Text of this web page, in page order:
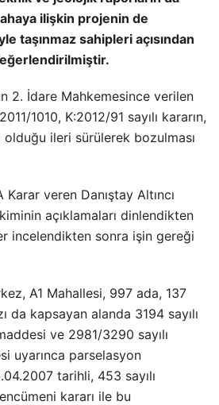
ilişkin projenin de
taşınmaz sahipleri açısından
2. İdare Mahkemesince verilen
1010, K:2012/91 sayılı kararın,
olduğu ileri sürülerek bozulması
Karar veren Danıştay Altıncı
açıklamaları dinlendikten
incelendikten sonra işin gereği
A1 Mahallesi, 997 ada, 137
da kapsayan alanda 3194 sayılı
ve 2981/3290 sayılı
uyarınca parselasyon
tarihli, 453 sayılı
kararı ile bu